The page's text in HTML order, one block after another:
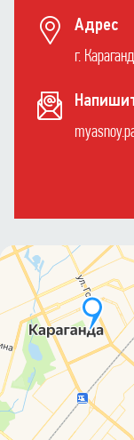
Адрес
г.